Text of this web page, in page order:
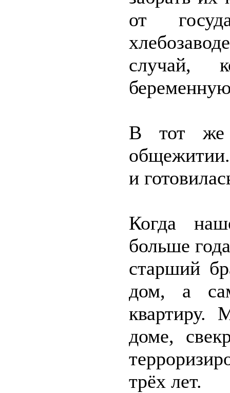
от
случай,
В тот же
и
Когда
больше
старший
дом, а
квартиру.
доме,
трёх лет.